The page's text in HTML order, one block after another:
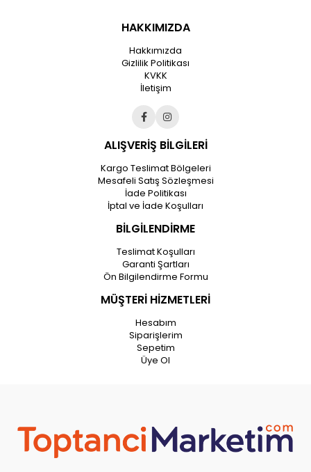
HAKKIMIZDA
Hakkımızda
Gizlilik Politikası
KVKK
İletişim
ALIŞVERİŞ BİLGİLERİ
Kargo Teslimat Bölgeleri
Mesafeli Satış Sözleşmesi
İade Politikası
İptal ve İade Koşulları
BİLGİLENDİRME
Teslimat Koşulları
Garanti Şartları
Ön Bilgilendirme Formu
MÜŞTERİ HİZMETLERİ
Hesabım
Siparişlerim
Sepetim
Üye Ol